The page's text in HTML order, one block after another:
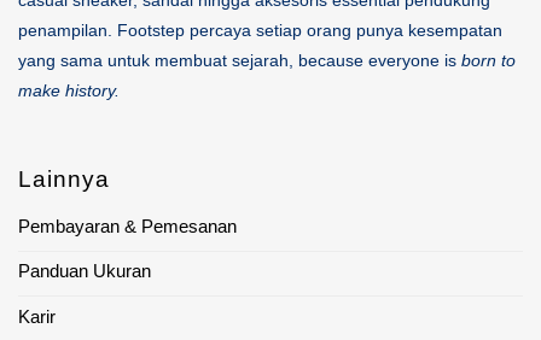
penampilan. Footstep percaya setiap orang punya kesempatan
yang sama untuk membuat sejarah, because everyone is born to
make history.
Lainnya
Pembayaran & Pemesanan
Panduan Ukuran
Karir